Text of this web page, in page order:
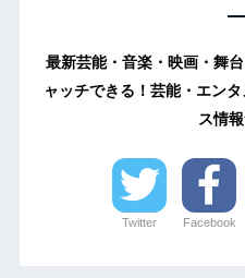
最新芸能・音楽・映画・舞
ャッチできる！芸能・エン
ス情
Twitter Facebook